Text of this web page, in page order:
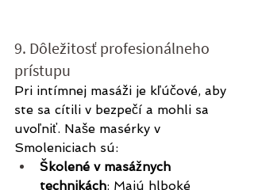
9. Dôležitosť profesionálneho
prístupu
Pri intímnej masáži je kľúčové, aby
ste sa cítili v bezpečí a mohli sa
uvoľniť. Naše masérky v
Smoleniciach sú:
Školené v masážnych
technikách: Majú hlboké